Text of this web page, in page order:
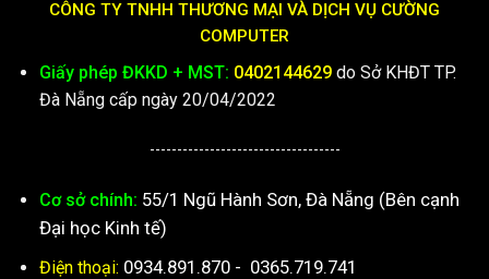
CÔNG TY TNHH THƯƠNG MẠI VÀ DỊCH VỤ CƯỜNG
COMPUTER
Giấy phép ĐKKD + MST: 0402144629do Sở KHĐT TP.
Đà Nẵng cấp ngày 20/04/2022
-----------------------------------
Cơ sở chính: 55/1 Ngũ Hành Sơn, Đà Nẵng (Bên cạnh
Đại học Kinh tế)
Điện thoại: 0934.891.870 - 0365.719.741